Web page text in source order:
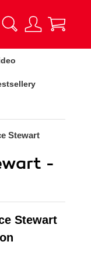
Stewart
-
Stewart